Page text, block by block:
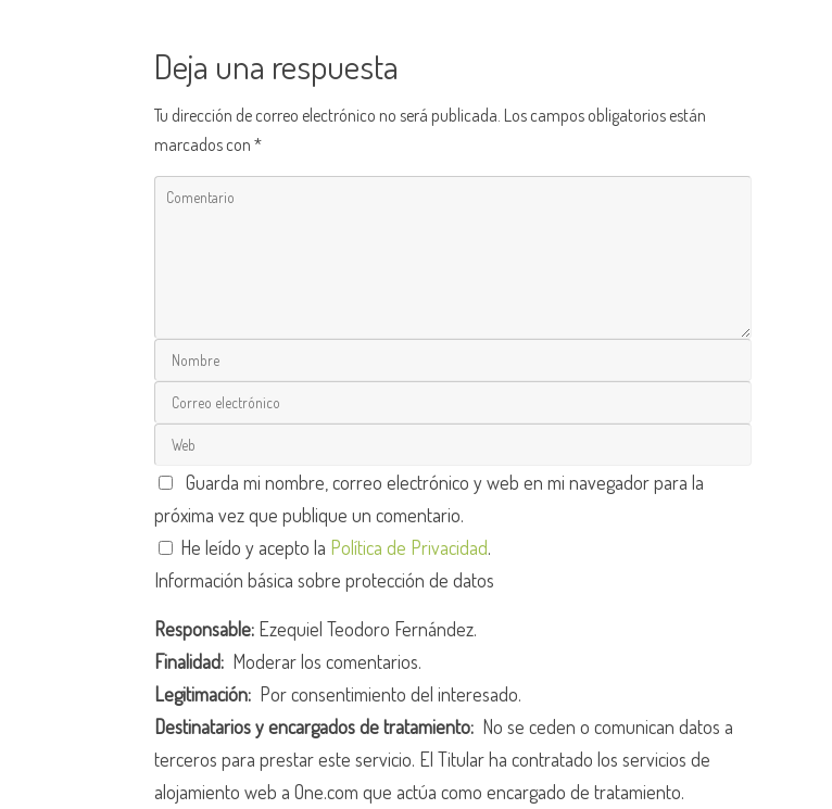
Deja una respuesta
Tu dirección de correo electrónico no será publicada. Los campos obligatorios están
marcados con*
Guarda mi nombre, correo electrónico y web en mi navegador para la
próxima vez que publique un comentario.
He leído y acepto la Política de Privacidad.
Información básica sobre protección de datos
Responsable: Ezequiel Teodoro Fernández.
Finalidad: Moderar los comentarios.
Legitimación: Por consentimiento del interesado.
Destinatarios y encargados de tratamiento: No se ceden o comunican datos a
terceros para prestar este servicio. El Titular ha contratado los servicios de
alojamiento web a One.com que actúa como encargado de tratamiento.